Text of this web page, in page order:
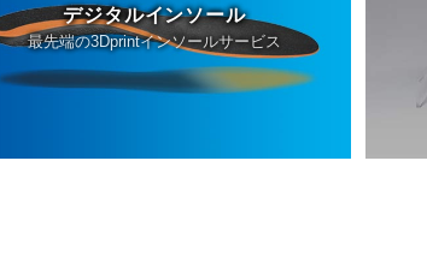
デジタルインソール
最先端の3Dprintインソールサービス